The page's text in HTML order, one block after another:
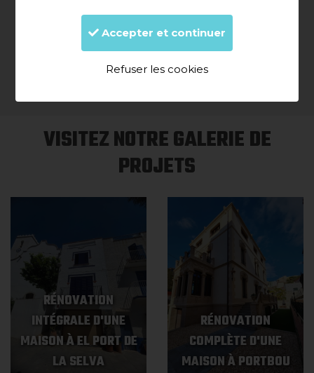
Llançà Peralada
Portbou Roses
VISITEZ NOTRE GALERIE DE
PROJETS
RÉNOVATION
INTÉGRALE D'UNE
MAISON À EL PORT DE
LA SELVA
RÉNOVATION
COMPLÈTE D'UNE
MAISON À PORTBOU
Accepter et continuer
Refuser les cookies